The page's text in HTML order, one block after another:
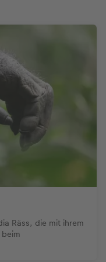
Räss, die mit ihrem